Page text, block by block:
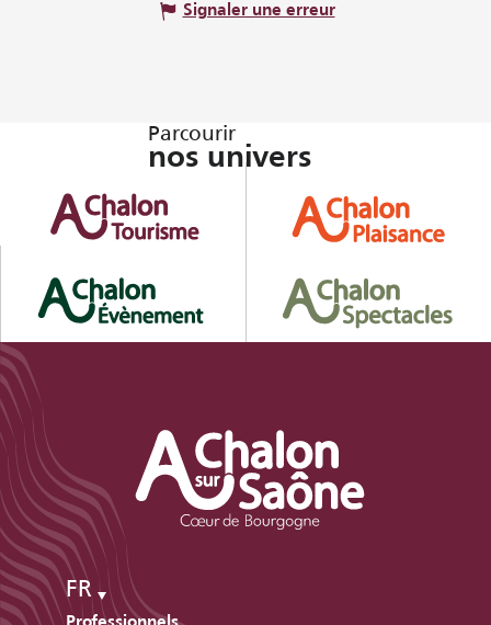
Signaler une erreur
Parcourir
nos univers
FR